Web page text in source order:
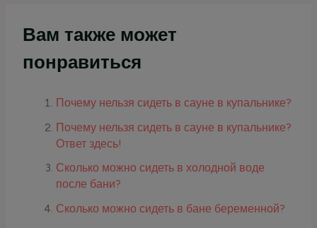
Вам также может
понравиться
Почему нельзя сидеть в сауне в купальнике?
Почему нельзя сидеть в сауне в купальнике?
Ответ здесь!
Сколько можно сидеть в холодной воде
после бани?
Сколько можно сидеть в бане беременной?